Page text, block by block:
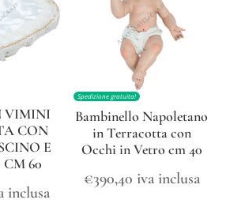
VIMINI
CON
E
60
inclusa
Spedizione gratuita!
Bambinello Napoletano
in Terracotta con
Occhi in Vetro cm 40
€390,40 iva inclusa